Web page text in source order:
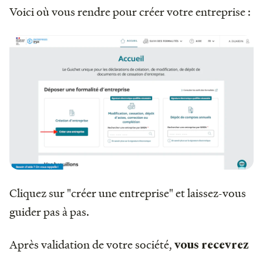
Voici où vous rendre pour créer votre entreprise :
Cliquez sur "créer une entreprise" et laissez-vous
guider pas à pas.
Après validation de votre société, vous recevrez